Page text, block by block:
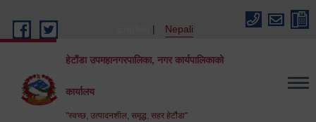
Nepali
हेटौंडा उपमहानगरपालिका, नगर कार्यपालिकाको
कार्यालय
"स्वच्छ, उत्पादनशील, समृद्ध, सहर हेटौंडा"